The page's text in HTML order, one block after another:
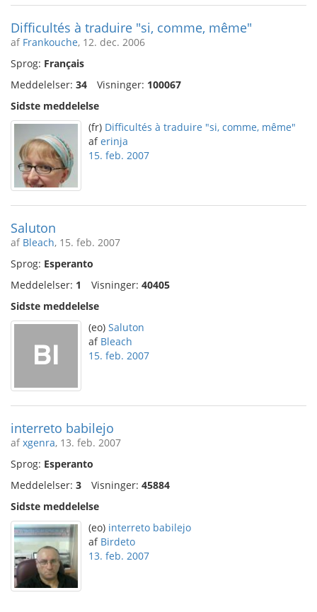
Difficultés à traduire "si, comme, même"
af Frankouche, 12. dec. 2006
Sprog: Français
Meddelelser: 34 Visninger: 100067
Sidste meddelelse
(fr) Difficultés à traduire "si, comme, même"
aferinja
15. feb. 2007
Saluton
af Bleach, 15. feb. 2007
Sprog: Esperanto
Meddelelser: 1 Visninger: 40405
Sidste meddelelse
(eo) Saluton
af Bleach
15. feb. 2007
interreto babilejo
afxgenra, 13. feb. 2007
Sprog: Esperanto
Meddelelser: 3 Visninger: 45884
Sidste meddelelse
(eo) interreto babilejo
af Birdeto
13. feb. 2007